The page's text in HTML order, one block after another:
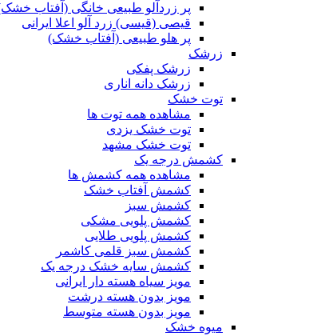
پر زردآلو طبیعی خانگی (آفتاب
قیصی (قیسی) زرد آلو اعلا ایرانی
پر هلو طبیعی (آفتاب خشک)
زرشک
زرشک پفکی
زرشک دانه اناری
توت خشک
مشاهده همه توت ها
توت خشک یزدی
توت خشک مشهد
کشمش درجه یک
مشاهده همه کشمش ها
کشمش آفتاب خشک
کشمش سبز
کشمش پلویی مشکی
کشمش پلویی طلایی
کشمش سبز قلمی کاشمر
کشمش سایه خشک درجه یک
مویز سیاه هسته دار ایرانی
مویز بدون هسته درشت
مویز بدون هسته متوسط
میوه خشک